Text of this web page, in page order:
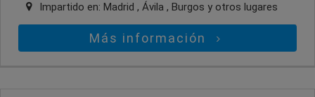
Impartido en: Madrid , Ávila , Burgos y otros lugares
Más información